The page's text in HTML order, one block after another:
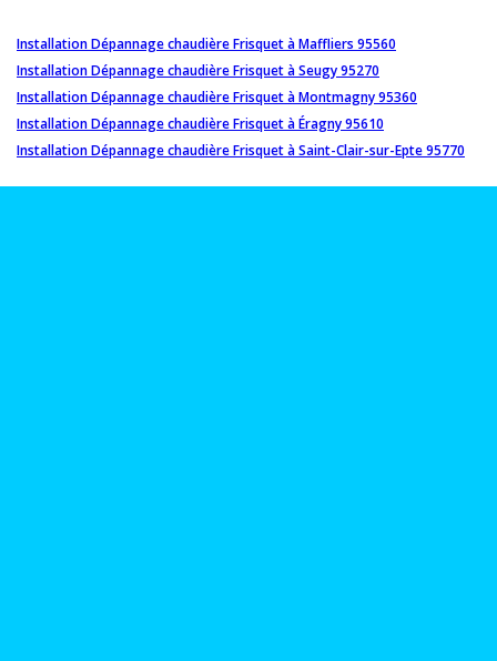
Installation Dépannage chaudière Frisquet à Maffliers 95560
Installation Dépannage chaudière Frisquet à Seugy 95270
Installation Dépannage chaudière Frisquet à Montmagny 95360
Installation Dépannage chaudière Frisquet à Éragny 95610
Installation Dépannage chaudière Frisquet à Saint-Clair-sur-Epte 95770